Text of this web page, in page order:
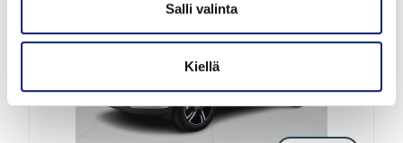
Salli valinta
Kiellä